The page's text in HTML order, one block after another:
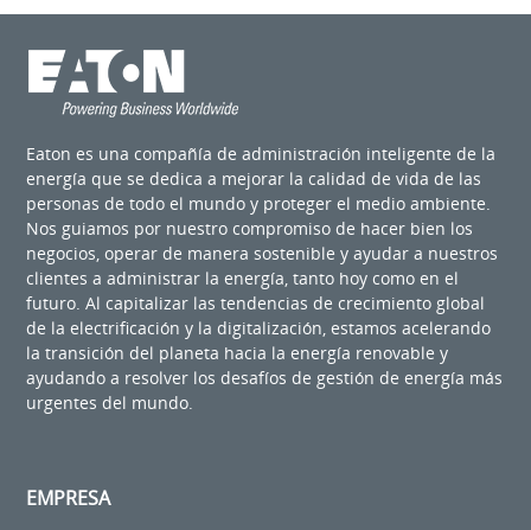
Eaton es una compañía de administración inteligente de la
energía que se dedica a mejorar la calidad de vida de las
personas de todo el mundo y proteger el medio ambiente.
Nos guiamos por nuestro compromiso de hacer bien los
negocios, operar de manera sostenible y ayudar a nuestros
clientes a administrar la energía, tanto hoy como en el
futuro. Al capitalizar las tendencias de crecimiento global
de la electrificación y la digitalización, estamos acelerando
la transición del planeta hacia la energía renovable y
ayudando a resolver los desafíos de gestión de energía más
urgentes del mundo.
EMPRESA